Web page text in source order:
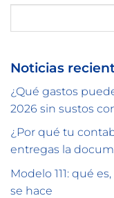
Noticias
¿Qué gastos
2026 sin sustos
¿Por qué tu
entregas la
Modelo 111: qué
se hace